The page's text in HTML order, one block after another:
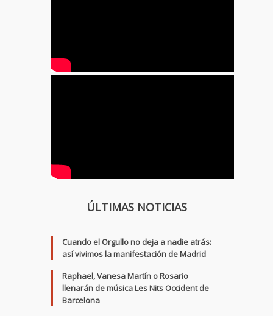
ÚLTIMAS NOTICIAS
Cuando el Orgullo no deja a nadie atrás:
así vivimos la manifestación de Madrid
Raphael, Vanesa Martín o Rosario
llenarán de música Les Nits Occident de
Barcelona